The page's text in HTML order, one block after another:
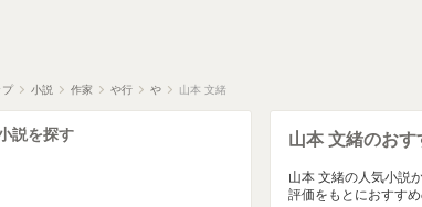
プ 小説 作家 や行 や 山本 文緒
山本 文緒のお
山本 文緒の人気小説
評価をもとにおすす
説を探す